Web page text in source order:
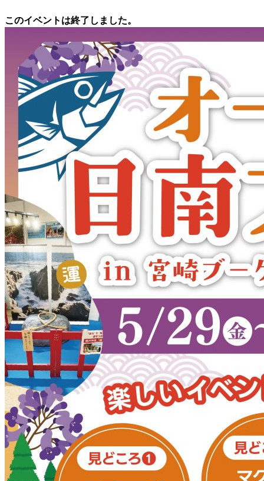
このイベントは終了しました。